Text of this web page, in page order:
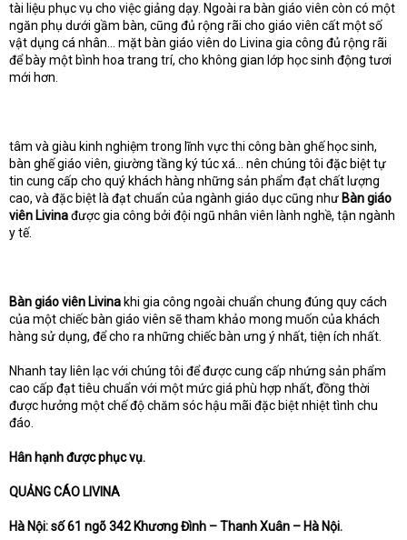
tài liệu phục vụ cho việc giảng dạy. Ngoài ra bàn giáo viên còn có một
ngăn phụ dưới gầm bàn, cũng đủ rộng rãi cho giáo viên cất một số
vật dụng cá nhân… mặt bàn giáo viên do Livina gia công đủ rộng rãi
để bày một bình hoa trang trí, cho không gian lớp học sinh động tươi
mới hơn.
tâm và giàu kinh nghiệm trong lĩnh vực thi công bàn ghế học sinh,
bàn ghế giáo viên, giường tầng ký túc xá… nên chúng tôi đặc biệt tự
tin cung cấp cho quý khách hàng những sản phẩm đạt chất lượng
cao, và đặc biệt là đạt chuẩn của ngành giáo dục cũng như Bàn giáo
viên Livinađược gia công bởi đội ngũ nhân viên lành nghề, tận ngành
y tế.
Bàn giáo viên Livina khi gia công ngoài chuẩn chung đúng quy cách
của một chiếc bàn giáo viên sẽ tham khảo mong muốn của khách
hàng sử dụng, để cho ra những chiếc bàn ưng ý nhất, tiện ích nhất.
Nhanh tay liên lạc với chúng tôi để được cung cấp nhứng sản phẩm
cao cấp đạt tiêu chuẩn với một mức giá phù hợp nhất, đồng thời
được hưởng một chế độ chăm sóc hậu mãi đặc biệt nhiệt tình chu
đáo.
Hân hạnh được phục vụ.
QUẢNG CÁO LIVINA
Hà Nội: số 61 ngõ 342 Khương Đình – Thanh Xuân – Hà Nội.